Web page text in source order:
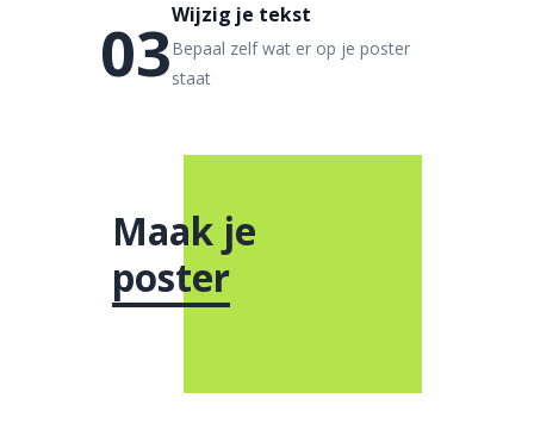
03Wijzig je tekst
Bepaal zelf wat er op je poster
staat
Maak je
poster